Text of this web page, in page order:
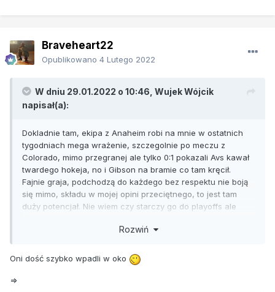
Braveheart22
Opublikowano 4 Lutego 2022
W dniu 29.01.2022 o 10:46, Wujek Wójcik
napisał(a):
Dokladnie tam, ekipa z Anaheim robi na mnie w ostatnich
tygodniach mega wrażenie, szczegolnie po meczu z
Colorado, mimo przegranej ale tylko 0:1 pokazali Avs kawał
twardego hokeja, no i Gibson na bramie co tam kręcił.
Fajnie graja, podchodzą do każdego bez respektu nie boją
się mimo, składu w mojej opini przeciętnego, to jest tam
duży potencjał. Nie wiem czy starczy go do playoffs ale
Rozwiń
Oni dość szybko wpadli w oko
=>